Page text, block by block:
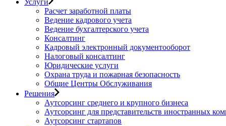
Услуги
Расчет заработной платы
Ведение кадрового учета
Ведение бухгалтерского учета
Консалтинг
Кадровый электронный документооборот
Налоговый консалтинг
Юридические услуги
Охрана труда и пожарная безопасность
Общие Центры Обслуживания
Решения
Аутсорсинг среднего и крупного бизнеса
Аутсорсинг для представительств иностранных
Аутсорсинг стартапов